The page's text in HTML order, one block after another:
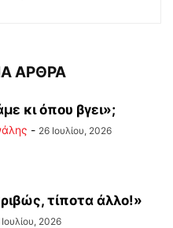
ΑΡΘΡΑ
κι όπου βγει»;
- 26 Ιουλίου, 2026
τίποτα άλλο!»
2026